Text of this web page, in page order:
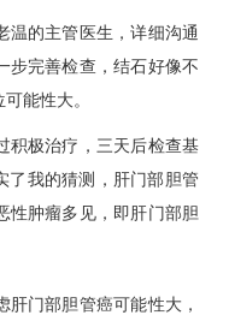
的主管医生，详细沟通
步完善检查，结石好像不
能性大。
极治疗，三天后检查基
了我的猜测，肝门部胆管
性肿瘤多见，即肝门部胆
门部胆管癌可能性大，